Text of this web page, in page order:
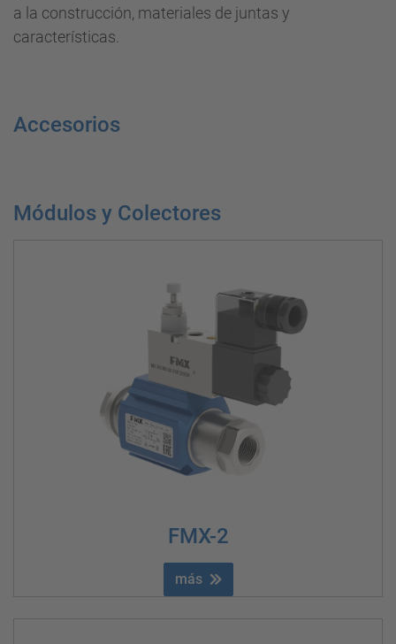
a la construcción, materiales de juntas y
características.
Accesorios
Módulos y Colectores
FMX-2
más